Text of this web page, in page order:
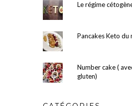
Le régime
Pancakes Keto du
Number cake (
gluten)